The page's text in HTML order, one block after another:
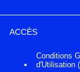
ACCÈS
Conditions
d'Utilisation